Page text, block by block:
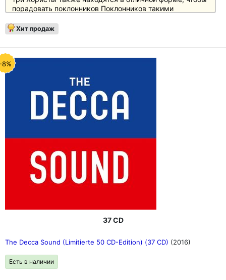
порадовать поклонников Поклонников такими
Хит продаж
8%
37 CD
The Decca Sound (Limitierte 50 CD-Edition) (37 CD) (2016)
Есть в наличии